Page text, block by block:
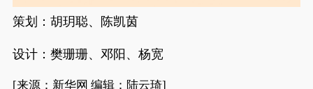
策划：胡玥聪、陈凯茵
设计：樊珊珊、邓阳、杨宽
[来源：新华网 编辑：陆云琦]